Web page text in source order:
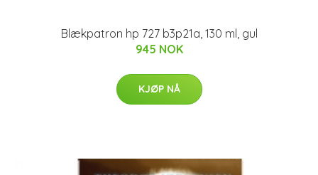
Blækpatron hp 727 b3p21a, 130 ml, gul
945 NOK
KJØP NÅ